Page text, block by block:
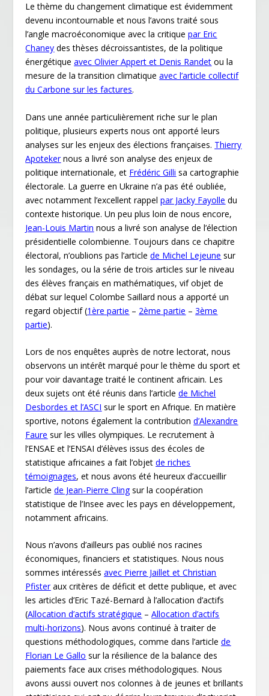
Le thème du changement climatique est évidemment
devenu incontournable et nous l’avons traité sous
l’angle macroéconomique avec la critiquepar Eric
Chaney des thèses décroissantistes, de la politique
énergétiqueavec Olivier Appert et Denis Randet ou la
mesure de la transition climatiqueavec l’article collectif
du Carbone sur les factures.
Dans une année particulièrement riche sur le plan
politique, plusieurs experts nous ont apporté leurs
analyses sur les enjeux des élections françaises. Thierry
Apotekernous a livré son analyse des enjeux de
politique internationale, et Frédéric Gilli sa cartographie
électorale. La guerre en Ukraine n’a pas été oubliée,
avec notamment l’excellent rappelpar Jacky Fayolle du
contexte historique. Un peu plus loin de nous encore,
Jean-Louis Martin nous a livré son analyse de l’élection
présidentielle colombienne. Toujours dans ce chapitre
électoral, n’oublions pas l’articlede Michel Lejeune sur
les sondages, ou la série de trois articles sur le niveau
des élèves français en mathématiques, vif objet de
débat sur lequel Colombe Saillard nous a apporté un
regard objectif (1ère partie – 2ème partie –3ème
partie).
Lors de nos enquêtes auprès de notre lectorat, nous
observons un intérêt marqué pour le thème du sport et
pour voir davantage traité le continent africain. Les
deux sujets ont été réunis dans l’articlede Michel
Desbordes et l’ASCI sur le sport en Afrique. En matière
sportive, notons également la contributiond’Alexandre
Faure sur les villes olympiques. Le recrutement à
l’ENSAE et l’ENSAI d’élèves issus des écoles de
statistique africaines a fait l’objetde riches
témoignages, et nous avons été heureux d’accueillir
l’articlede Jean-Pierre Clingsur la coopération
statistique de l’Insee avec les pays en développement,
notamment africains.
Nous n’avons d’ailleurs pas oublié nos racines
économiques, financiers et statistiques. Nous nous
sommes intéressésavec Pierre Jaillet et Christian
Pfisteraux critères de déficit et dette publique, et avec
les articles d’Eric Tazé-Bernard à l’allocation d’actifs
(Allocation d’actifs stratégique –Allocation d’actifs
multi-horizons). Nous avons continué à traiter de
questions méthodologiques, comme dans l’articlede
Florian Le Gallo sur la résilience de la balance des
paiements face aux crises méthodologiques. Nous
avons aussi ouvert nos colonnes à de jeunes et brillants